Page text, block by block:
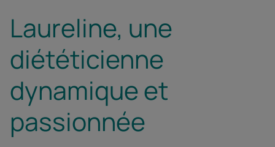
Laureline, une
diététicienne
dynamique et
passionnée